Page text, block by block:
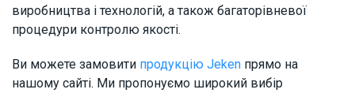
виробництва і технологій, а також багаторівневої
процедури контролю якості.
Ви можете замовити продукцію Jeken прямо на
нашому сайті. Ми пропонуємо широкий вибір